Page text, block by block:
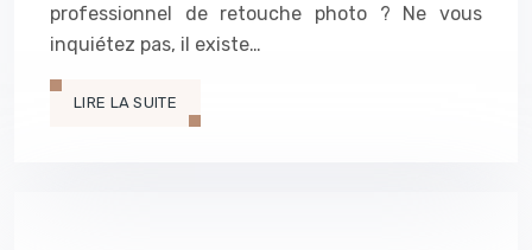
professionnel de retouche photo ? Ne vous
inquiétez pas, il existe…
LIRE LA SUITE